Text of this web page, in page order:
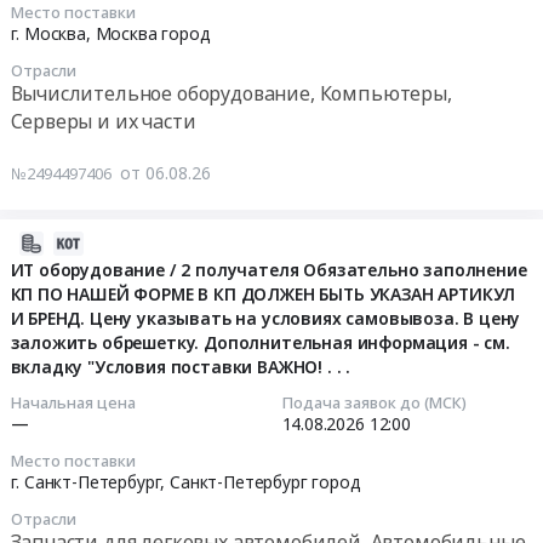
27-
Место поставки
г. Москва, Москва город
Отрасли
Вычислительное оборудование, Компьютеры,
Серверы и их части
№2494497406 от 06.08.26
ИТ оборудование / 2 получателя Обязательно заполнение
КП ПО НАШЕЙ ФОРМЕ В КП ДОЛЖЕН БЫТЬ УКАЗАН АРТИКУЛ
И БРЕНД. Цену указывать на условиях самовывоза. В цену
заложить обрешетку. Дополнительная информация - см.
вкладку "Условия поставки ВАЖНО! . . .
Начальная цена
—
Подача заявок до (МСК)
14.08.2026 12:00
Место поставки
г. Санкт-Петербург,Санкт-Петербург город
Отрасли